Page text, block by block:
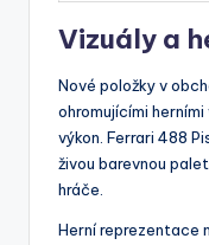
Vizuály a
Nové položky v
ohromujícími
výkon. Ferrari 488
živou barevnou
hráče.
Herní reprezentace